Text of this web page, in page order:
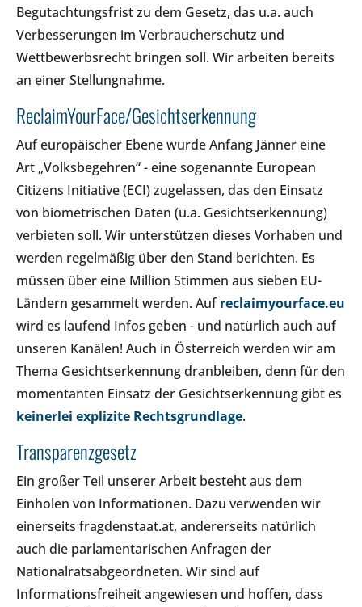
Begutachtungsfrist zu dem Gesetz, das u.a. auch
Verbesserungen im Verbraucherschutz und
Wettbewerbsrecht bringen soll. Wir arbeiten bereits
an einer Stellungnahme.
ReclaimYourFace/Gesichtserkennung
Auf europäischer Ebene wurde Anfang Jänner eine
Art „Volksbegehren“ - eine sogenannte European
Citizens Initiative (ECI) zugelassen, das den Einsatz
von biometrischen Daten (u.a. Gesichtserkennung)
verbieten soll. Wir unterstützen dieses Vorhaben und
werden regelmäßig über den Stand berichten. Es
müssen über eine Million Stimmen aus sieben EU-
Ländern gesammelt werden. Aufreclaimyourface.eu
wird es laufend Infos geben - und natürlich auch auf
unseren Kanälen! Auch in Österreich werden wir am
Thema Gesichtserkennung dranbleiben, denn für den
momentanten Einsatz der Gesichtserkennung gibt es
keinerlei explizite Rechtsgrundlage.
Transparenzgesetz
Ein großer Teil unserer Arbeit besteht aus dem
Einholen von Informationen. Dazu verwenden wir
einerseits fragdenstaat.at, andererseits natürlich
auch die parlamentarischen Anfragen der
Nationalratsabgeordneten. Wir sind auf
Informationsfreiheit angewiesen und hoffen, dass